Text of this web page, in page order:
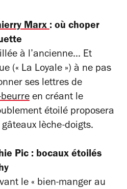
Marx: où choper
à l’ancienne... Et
(« La Loyale ») à ne pas
ses lettres de
en créant le
étoilé proposera
lèche-doigts.
Pic : bocaux étoilés
le « bien-manger au